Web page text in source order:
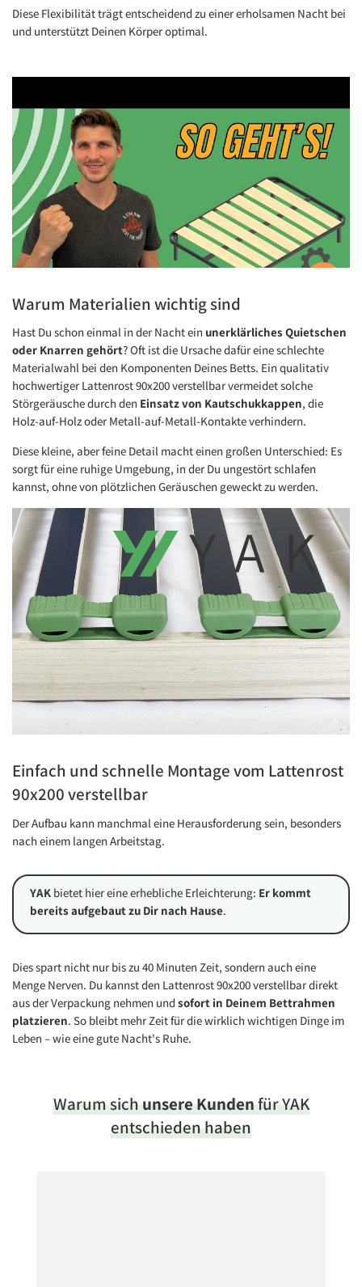
Diese Flexibilität trägt entscheidend zu einer erholsamen Nacht bei
und unterstützt Deinen Körper optimal.
Youtube Datenschutz
Video laden
Immer entsperren
Warum Materialien wichtig sind
Hast Du schon einmal in der Nacht ein unerklärliches Quietschen
oder Knarren gehört? Oft ist die Ursache dafür eine schlechte
Materialwahl bei den Komponenten Deines Betts. Ein qualitativ
hochwertiger Lattenrost 90x200 verstellbar vermeidet solche
Störgeräusche durch den Einsatz von Kautschukkappen, die
Holz-auf-Holz oder Metall-auf-Metall-Kontakte verhindern.
Diese kleine, aber feine Detail macht einen großen Unterschied: Es
sorgt für eine ruhige Umgebung, in der Du ungestört schlafen
kannst, ohne von plötzlichen Geräuschen geweckt zu werden.
Einfach und schnelle Montage vom Lattenrost
90x200 verstellbar
Der Aufbau kann manchmal eine Herausforderung sein, besonders
nach einem langen Arbeitstag.
YAK bietet hier eine erhebliche Erleichterung: Er kommt
bereits aufgebaut zu Dir nach Hause.
Dies spart nicht nur bis zu 40 Minuten Zeit, sondern auch eine
Menge Nerven. Du kannst den Lattenrost 90x200 verstellbar direkt
aus der Verpackung nehmen undsofort in Deinem Bettrahmen
platzieren. So bleibt mehr Zeit für die wirklich wichtigen Dinge im
Leben – wie eine gute Nacht's Ruhe.
Warum sichunsere Kundenfür YAK
entschieden haben